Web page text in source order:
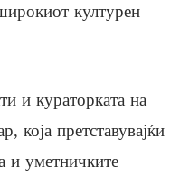
културен
и кураторката на
која претставувајќи
и уметничките